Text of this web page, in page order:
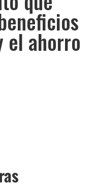
el ahorro